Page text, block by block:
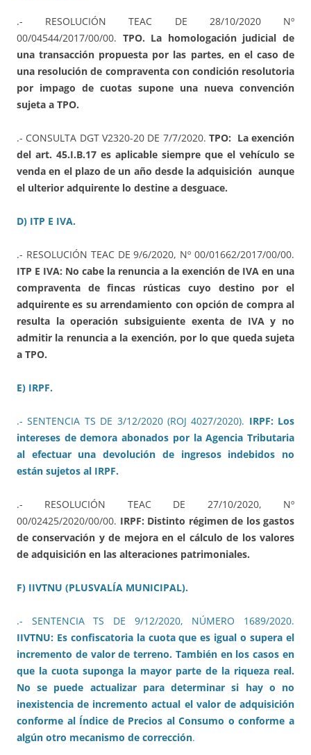
.- RESOLUCIÓN TEAC DE 28/10/2020 Nº
00/04544/2017/00/00. TPO. La homologación judicial de
una transacción propuesta por las partes, en el caso de
una resolución de compraventa con condición resolutoria
por impago de cuotas supone una nueva convención
sujeta a TPO.
.- CONSULTA DGT V2320-20 DE 7/7/2020. TPO: La exención
del art. 45.I.B.17 es aplicable siempre que el vehículo se
venda en el plazo de un año desde la adquisición aunque
el ulterior adquirente lo destine a desguace.
D) ITP E IVA.
.- RESOLUCIÓN TEAC DE 9/6/2020, Nº 00/01662/2017/00/00.
ITP E IVA: No cabe la renuncia a la exención de IVA en una
compraventa de fincas rústicas cuyo destino por el
adquirente es su arrendamiento con opción de compra al
resulta la operación subsiguiente exenta de IVA y no
admitir la renuncia a la exención, por lo que queda sujeta
a TPO.
E) IRPF.
.- SENTENCIA TS DE 3/12/2020 (ROJ 4027/2020). IRPF: Los
intereses de demora abonados por la Agencia Tributaria
al efectuar una devolución de ingresos indebidos no
están sujetos al IRPF.
.- RESOLUCIÓN TEAC DE 27/10/2020, Nº
00/02425/2020/00/00. IRPF: Distinto régimen de los gastos
de conservación y de mejora en el cálculo de los valores
de adquisición en las alteraciones patrimoniales.
F) IIVTNU (PLUSVALÍA MUNICIPAL).
.- SENTENCIA TS DE 9/12/2020, NÚMERO 1689/2020.
IIVTNU: Es confiscatoria la cuota que es igual o supera el
incremento de valor de terreno. También en los casos en
que la cuota suponga la mayor parte de la riqueza real.
No se puede actualizar para determinar si hay o no
inexistencia de incremento actual el valor de adquisición
conforme al Índice de Precios al Consumo o conforme a
algún otro mecanismo de corrección.